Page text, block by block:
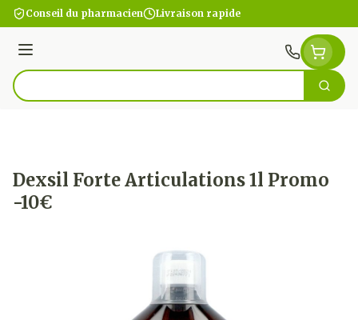
Aller au contenu
Conseil du pharmacien Livraison rapide
Menu
Rechercher
Dexsil Forte Articulations 1l Promo
-10€